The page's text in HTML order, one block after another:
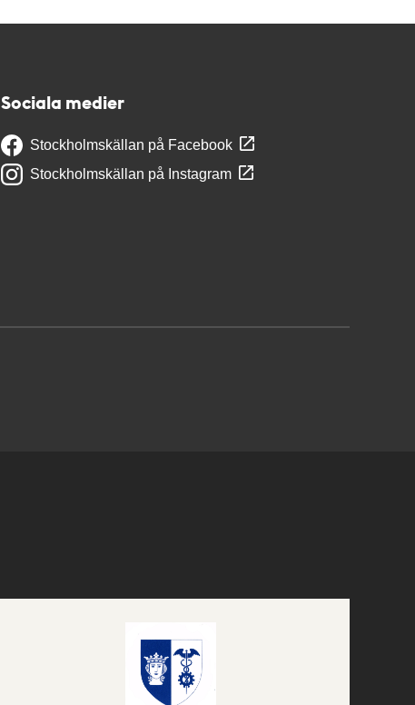
Sociala medier
Stockholmskällan på Facebook
Stockholmskällan på Instagram